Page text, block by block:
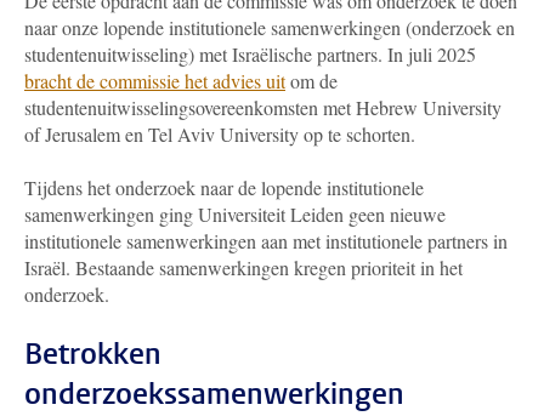
naar onze lopende institutionele samenwerkingen (onderzoek en
studentenuitwisseling) met Israëlische partners. In juli 2025
bracht de commissie het advies uitom de
studentenuitwisselingsovereenkomsten met Hebrew University
of Jerusalem en Tel Aviv University op te schorten.
Tijdens het onderzoek naar de lopende institutionele
samenwerkingen ging Universiteit Leiden geen nieuwe
institutionele samenwerkingen aan met institutionele partners in
Israël. Bestaande samenwerkingen kregen prioriteit in het
onderzoek.
Betrokken
onderzoekssamenwerkingen